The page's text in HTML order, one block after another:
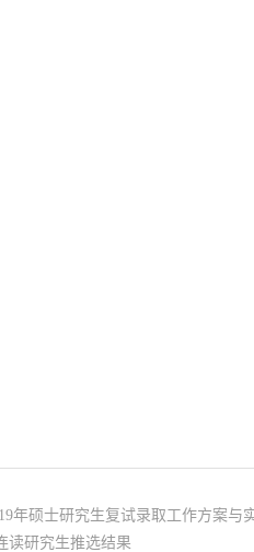
年硕士研究生复试录取工作方案与
读研究生推选结果